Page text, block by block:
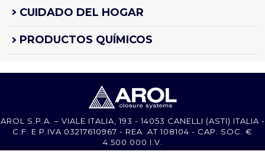
CUIDADO DEL HOGAR
PRODUCTOS QUÍMICOS
AROL S.P.A. – VIALE ITALIA, 193 - 14053 CANELLI (ASTI) ITALIA -
C.F. E P.IVA 03217610967 - REA AT 108104 - CAP. SOC. €
4.500.000 I.V.